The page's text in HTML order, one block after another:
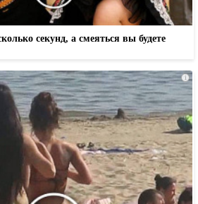
секунд, а смеяться вы будете
i